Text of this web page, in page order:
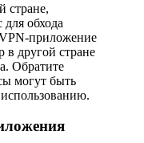
стране,
обхода
приложение
в другой стране
Обратите
могут быть